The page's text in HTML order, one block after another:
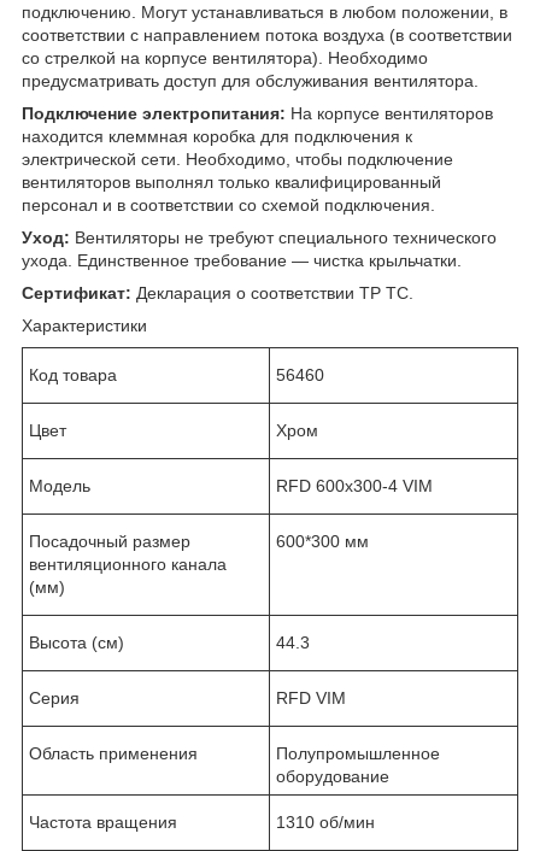
подключению. Могут устанавливаться в любом положении, в
соответствии с направлением потока воздуха (в соответствии
со стрелкой на корпусе вентилятора). Необходимо
предусматривать доступ для обслуживания вентилятора.
Подключение электропитания: На корпусе вентиляторов
находится клеммная коробка для подключения к
электрической сети. Необходимо, чтобы подключение
вентиляторов выполнял только квалифицированный
персонал и в соответствии со схемой подключения.
Уход: Вентиляторы не требуют специального технического
ухода. Единственное требование — чистка крыльчатки.
Сертификат: Декларация о соответствии ТР ТС.
Характеристики
Код товара 56460
Цвет Хром
Модель RFD 600х300-4 VIM
Посадочный размер
вентиляционного канала
(мм)
600*300 мм
Высота (см) 44.3
Серия RFD VIM
Область применения
Полупромышленное
оборудование
Частота вращения 1310 об/мин